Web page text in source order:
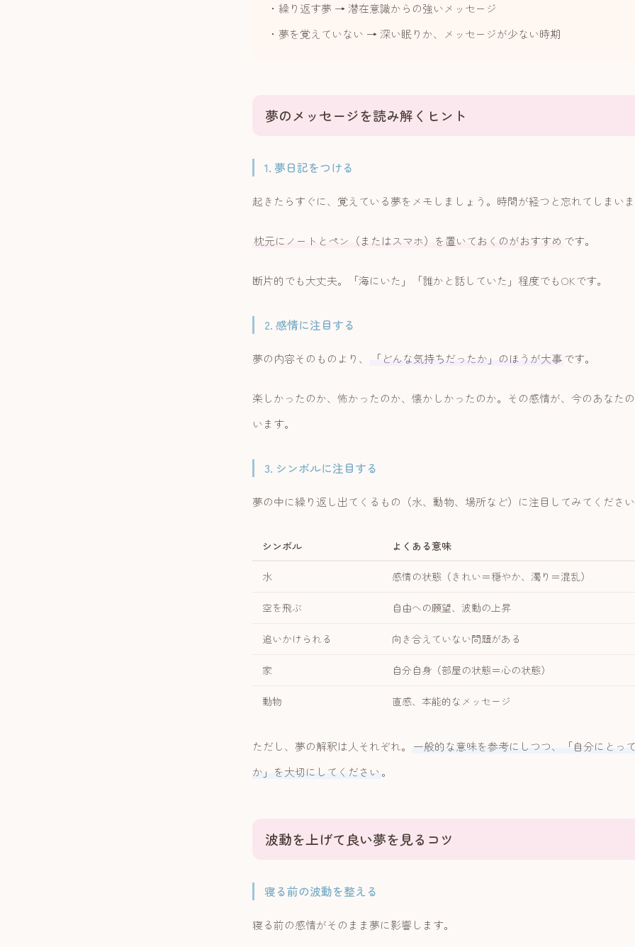
・繰り返す夢 → 潜在意識からの強いメッセージ
・夢を覚えていない → 深い眠りか、メッセージが少ない時期
夢のメッセージを読み解くヒント
1. 夢日記をつける
起きたらすぐに、覚えている夢をメモしましょう。時間が経つと忘れてしまい
枕元にノートとペン（またはスマホ）を置いておくのがおすすめ です。
断片的でも大丈夫。「海にいた」「誰かと話していた」程度でもOKです。
2. 感情に注目する
夢の内容そのものより、 「どんな気持ちだったか」のほうが大事です。
楽しかったのか、怖かったのか、懐かしかったのか。その感情が、今のあなた
います。
3. シンボルに注目する
夢の中に繰り返し出てくるもの（水、動物、場所など）に注目してみてくださ
シンボル よくある意味
水 感情の状態（きれい＝穏やか、濁り＝混乱）
空を飛ぶ 自由への願望、波動の上昇
追いかけられる 向き合えていない問題がある
家 自分自身（部屋の状態＝心の状態）
動物 直感、本能的なメッセージ
ただし、夢の解釈は人それぞれ。
一般的な意味を参考にしつつ、「自分にとっ
か」を大切にしてください。
波動を上げて良い夢を見るコツ
寝る前の波動を整える
寝る前の感情がそのまま夢に影響します。